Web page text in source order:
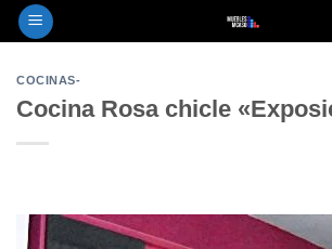
COCINAS-
Cocina Rosa chicle